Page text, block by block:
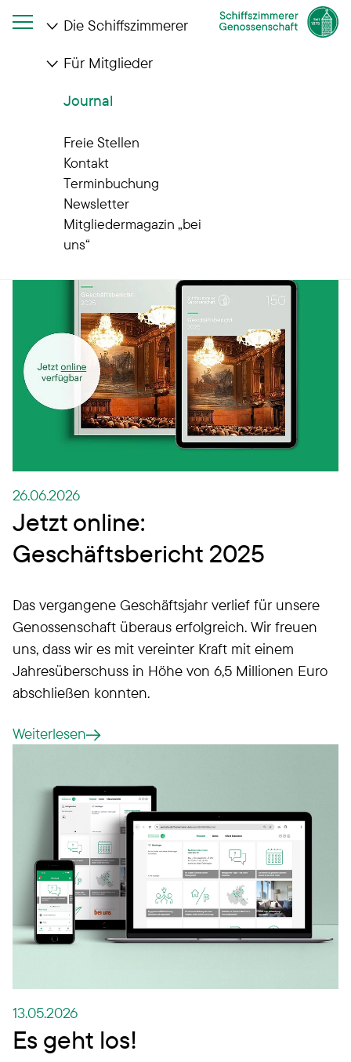
Die Schiffszimmerer
Für Mitglieder
Journal
Freie Stellen
Kontakt
Terminbuchung
Newsletter
Mitgliedermagazin „bei
uns“
Journal
Gut zu wissen
26.06.2026
Jetzt online:
Geschäftsbericht 2025
Das vergangene Geschäftsjahr verlief für unsere
Genossenschaft überaus erfolgreich. Wir freuen
uns, dass wir es mit vereinter Kraft mit einem
Jahresüberschuss in Höhe von 6,5 Millionen Euro
abschließen konnten.
Weiterlesen
13.05.2026
Es geht los!